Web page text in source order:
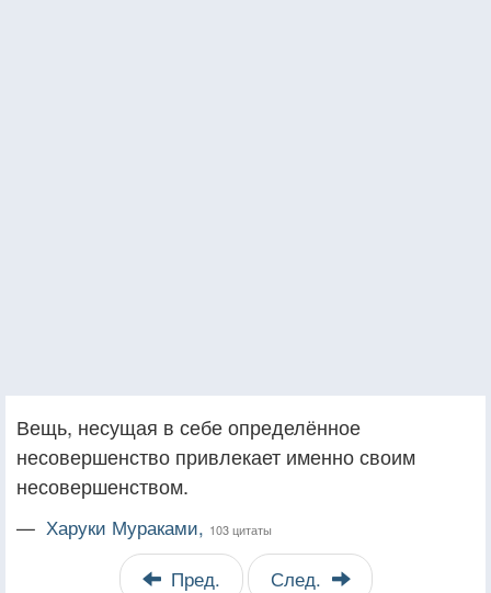
Вещь, несущая в себе определённое
несовершенство привлекает именно своим
несовершенством.
— Харуки Мураками, 103 цитаты
Пред. След.